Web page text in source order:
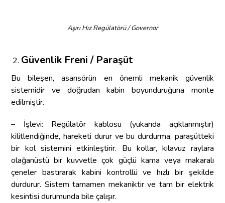
Aşırı Hız Regülatörü / Governor
Güvenlik Freni / Paraşüt
Bu bileşen, asansörün en önemli mekanik güvenlik
sistemidir ve doğrudan kabin boyunduruğuna monte
edilmiştir.
– İşlevi: Regülatör kablosu (yukarıda açıklanmıştır)
kilitlendiğinde, hareketi durur ve bu durdurma, paraşütteki
bir kol sistemini etkinleştirir. Bu kollar, kılavuz raylara
olağanüstü bir kuvvetle çok güçlü kama veya makaralı
çeneler bastırarak kabini kontrollü ve hızlı bir şekilde
durdurur. Sistem tamamen mekaniktir ve tam bir elektrik
kesintisi durumunda bile çalışır.